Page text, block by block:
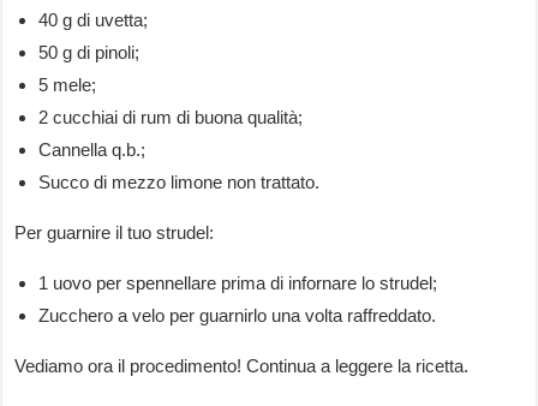
40 g di uvetta;
50 g di pinoli;
5 mele;
2 cucchiai di rum di buona qualità;
Cannella q.b.;
Succo di mezzo limone non trattato.
Per guarnire il tuo strudel:
1 uovo per spennellare prima di infornare lo strudel;
Zucchero a velo per guarnirlo una volta raffreddato.
Vediamo ora il procedimento! Continua a leggere la ricetta.